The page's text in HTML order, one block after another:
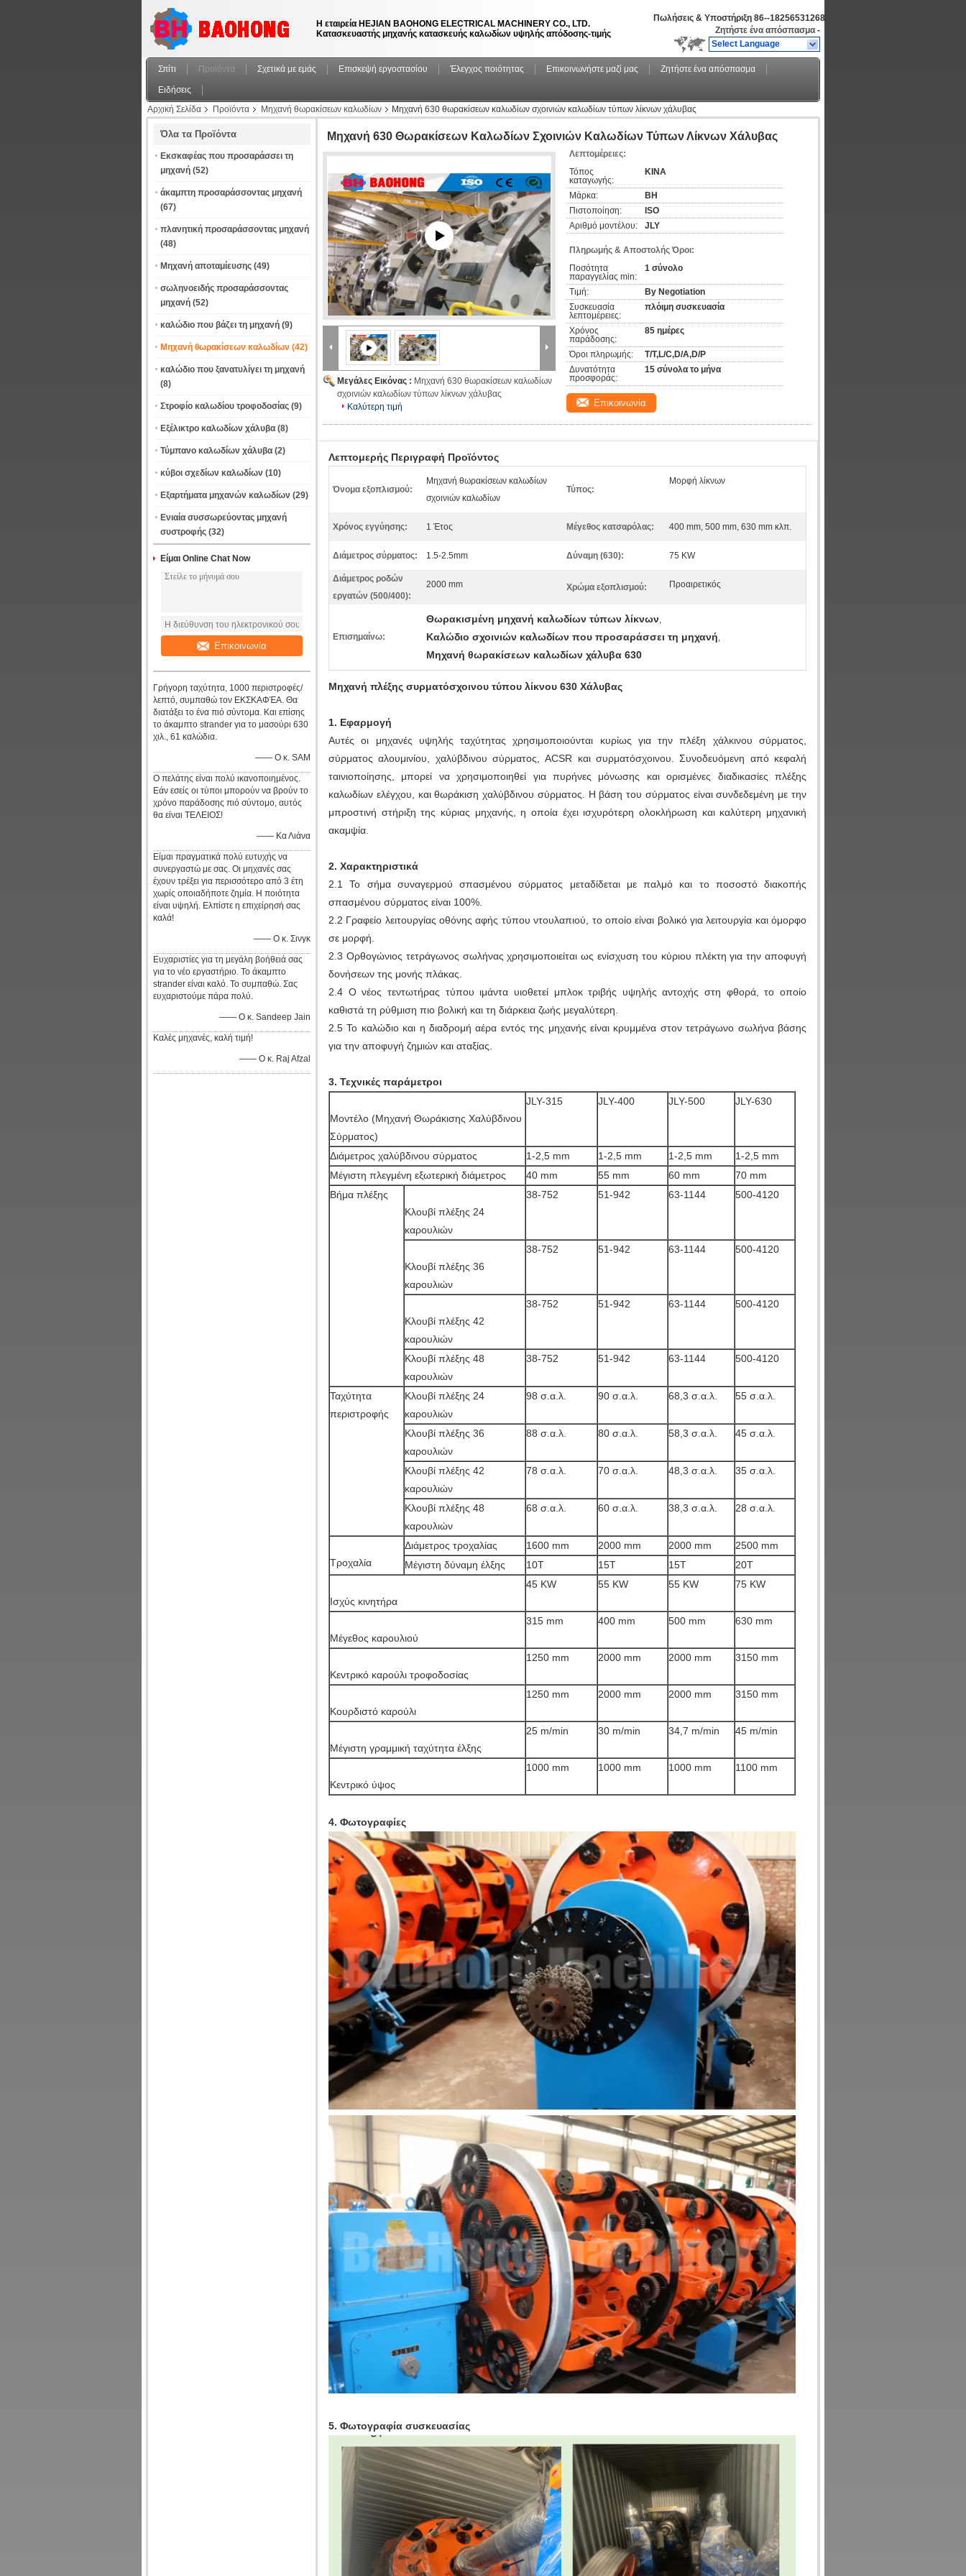
Η εταιρεία HEJIAN BAOHONG ELECTRICAL MACHINERY CO., LTD.
Κατασκευαστής μηχανής κατασκευής καλωδίων υψηλής απόδοσης-τιμής
Πωλήσεις & Υποστήριξη 86--18256531268
Ζητήστε ένα απόσπασμα -
Select Language
Σπίτι Προϊόντα Σχετικά με εμάς Επισκεψή εργοστασίου Έλεγχος ποιότητας Επικοινωνήστε μαζί μας Ζητήστε ένα απόσπασμα
Ειδήσεις
Αρχική Σελίδα
Προϊόντα Μηχανή θωρακίσεων καλωδίων Μηχανή 630 θωρακίσεων καλωδίων σχοινιών καλωδίων τύπων λίκνων χάλυβας
Όλα τα Προϊόντα
Εκσκαφέας που προσαράσσει τη
μηχανή (52)
άκαμπτη προσαράσσοντας μηχανή
(67)
πλανητική προσαράσσοντας μηχανή
(48)
Μηχανή αποταμίευσης (49)
σωληνοειδής προσαράσσοντας
μηχανή (52)
καλώδιο που βάζει τη μηχανή (9)
Μηχανή θωρακίσεων καλωδίων (42)
καλώδιο που ξανατυλίγει τη μηχανή
(8)
Στροφίο καλωδίου τροφοδοσίας (9)
Εξέλικτρο καλωδίων χάλυβα (8)
Τύμπανο καλωδίων χάλυβα (2)
κύβοι σχεδίων καλωδίων (10)
Εξαρτήματα μηχανών καλωδίων (29)
Ενιαία συσσωρεύοντας μηχανή
συστροφής (32)
Είμαι Online Chat Now
Επικοινωνία
Γρήγορη ταχύτητα, 1000 περιστροφές/
λεπτό, συμπαθώ τον ΕΚΣΚΑΦΈΑ. Θα
διατάξει το ένα πιό σύντομα. Και επίσης
το άκαμπτο strander για το μασούρι 630
χιλ., 61 καλώδια.
—— Ο κ. SAM
Ο πελάτης είναι πολύ ικανοποιημένος.
Εάν εσείς οι τύποι μπορούν να βρούν το
χρόνο παράδοσης πιό σύντομο, αυτός
θα είναι ΤΕΛΕΙΟΣ!
—— Κα Λιάνα
Είμαι πραγματικά πολύ ευτυχής να
συνεργαστώ με σας. Οι μηχανές σας
έχουν τρέξει για περισσότερο από 3 έτη
χωρίς οποιαδήποτε ζημία. Η ποιότητα
είναι υψηλή. Ελπίστε η επιχείρησή σας
καλά!
—— Ο κ. Σινγκ
Ευχαριστίες για τη μεγάλη βοήθειά σας
για το νέο εργαστήριο. Το άκαμπτο
strander είναι καλό. Το συμπαθώ. Σας
ευχαριστούμε πάρα πολύ.
—— Ο κ. Sandeep Jain
Καλές μηχανές, καλή τιμή!
—— Ο κ. Raj Afzal
Μηχανή 630 Θωρακίσεων Καλωδίων Σχοινιών Καλωδίων Τύπων Λίκνων Χάλυβας
Μεγάλες Εικόνας : Μηχανή 630 θωρακίσεων καλωδίων
σχοινιών καλωδίων τύπων λίκνων χάλυβας
Καλύτερη τιμή
Λεπτομέρειες:
Τόπος
καταγωγής:
ΚΙΝΑ
Μάρκα:
BH
Πιστοποίηση:
ISO
Αριθμό μοντέλου:
JLY
Πληρωμής & Αποστολής Όροι:
Ποσότητα
παραγγελίας min:
1 σύνολο
Τιμή:
By Negotiation
Συσκευασία
λεπτομέρειες:
πλόιμη συσκευασία
Χρόνος
παράδοσης:
85 ημέρες
Όροι πληρωμής:
T/T,L/C,D/A,D/P
Δυνατότητα
προσφοράς:
15 σύνολα το μήνα
Επικοινωνία
Λεπτομερής Περιγραφή Προϊόντος
Όνομα εξοπλισμού:
Μηχανή θωρακίσεων καλωδίων
σχοινιών καλωδίων
Τύπος:
Μορφή λίκνων
Χρόνος εγγύησης: 1 Έτος Μέγεθος κατσαρόλας: 400 mm, 500 mm, 630 mm κλπ.
Διάμετρος σύρματος: 1.5-2.5mm Δύναμη (630): 75 KW
Διάμετρος ροδών
εργατών (500/400):
2000 mm Χρώμα εξοπλισμού: Προαιρετικός
Επισημαίνω:
Θωρακισμένη μηχανή καλωδίων τύπων λίκνων,
Καλώδιο σχοινιών καλωδίων που προσαράσσει τη μηχανή,
Μηχανή θωρακίσεων καλωδίων χάλυβα 630
Μηχανή πλέξης συρματόσχοινου τύπου λίκνου 630 Χάλυβας
1. Εφαρμογή
Αυτές οι μηχανές υψηλής ταχύτητας χρησιμοποιούνται κυρίως για την πλέξη χάλκινου σύρματος,
σύρματος αλουμινίου, χαλύβδινου σύρματος, ACSR και συρματόσχοινου. Συνοδευόμενη από κεφαλή
ταινιοποίησης, μπορεί να χρησιμοποιηθεί για πυρήνες μόνωσης και ορισμένες διαδικασίες πλέξης
καλωδίων ελέγχου, και θωράκιση χαλύβδινου σύρματος. Η βάση του σύρματος είναι συνδεδεμένη με την
μπροστινή στήριξη της κύριας μηχανής, η οποία έχει ισχυρότερη ολοκλήρωση και καλύτερη μηχανική
ακαμψία.
2. Χαρακτηριστικά
2.1 Το σήμα συναγερμού σπασμένου σύρματος μεταδίδεται με παλμό και το ποσοστό διακοπής
σπασμένου σύρματος είναι 100%.
2.2 Γραφείο λειτουργίας οθόνης αφής τύπου ντουλαπιού, το οποίο είναι βολικό για λειτουργία και όμορφο
σε μορφή.
2.3 Ορθογώνιος τετράγωνος σωλήνας χρησιμοποιείται ως ενίσχυση του κύριου πλέκτη για την αποφυγή
δονήσεων της μονής πλάκας.
2.4 Ο νέος τεντωτήρας τύπου ιμάντα υιοθετεί μπλοκ τριβής υψηλής αντοχής στη φθορά, το οποίο
καθιστά τη ρύθμιση πιο βολική και τη διάρκεια ζωής μεγαλύτερη.
2.5 Το καλώδιο και η διαδρομή αέρα εντός της μηχανής είναι κρυμμένα στον τετράγωνο σωλήνα βάσης
για την αποφυγή ζημιών και αταξίας.
3. Τεχνικές παράμετροι
Μοντέλο (Μηχανή Θωράκισης Χαλύβδινου
Σύρματος)
JLY-315 JLY-400 JLY-500 JLY-630
Διάμετρος χαλύβδινου σύρματος 1-2,5 mm 1-2,5 mm 1-2,5 mm
1-2,5 mm
Μέγιστη πλεγμένη εξωτερική διάμετρος
40 mm 55 mm 60 mm
70 mm
Βήμα πλέξης
Κλουβί πλέξης 24
καρουλιών
38-752 51-942 63-1144 500-4120
Κλουβί πλέξης 36
καρουλιών
38-752 51-942 63-1144 500-4120
Κλουβί πλέξης 42
καρουλιών
38-752 51-942 63-1144 500-4120
Κλουβί πλέξης 48
καρουλιών
38-752 51-942 63-1144 500-4120
Ταχύτητα
περιστροφής
Κλουβί πλέξης 24
καρουλιών
98 σ.α.λ. 90 σ.α.λ. 68,3 σ.α.λ. 55 σ.α.λ.
Κλουβί πλέξης 36
καρουλιών
88 σ.α.λ. 80 σ.α.λ. 58,3 σ.α.λ. 45 σ.α.λ.
Κλουβί πλέξης 42
καρουλιών
78 σ.α.λ. 70 σ.α.λ. 48,3 σ.α.λ. 35 σ.α.λ.
Κλουβί πλέξης 48
καρουλιών
68 σ.α.λ. 60 σ.α.λ. 38,3 σ.α.λ. 28 σ.α.λ.
Τροχαλία
Διάμετρος τροχαλίας 1600 mm 2000 mm 2000 mm
2500 mm
Μέγιστη δύναμη έλξης
10T 15T 15T 20T
Ισχύς κινητήρα
45 KW 55 KW 55 KW 75 KW
Μέγεθος καρουλιού
315 mm 400 mm 500 mm 630 mm
Κεντρικό καρούλι τροφοδοσίας
1250 mm 2000 mm 2000 mm 3150 mm
Κουρδιστό καρούλι
1250 mm 2000 mm 2000 mm 3150 mm
Μέγιστη γραμμική ταχύτητα έλξης
25 m/min 30 m/min 34,7 m/min 45 m/min
Κεντρικό ύψος
1000 mm 1000 mm 1000 mm 1100 mm
4. Φωτογραφίες
5. Φωτογραφία συσκευασίας